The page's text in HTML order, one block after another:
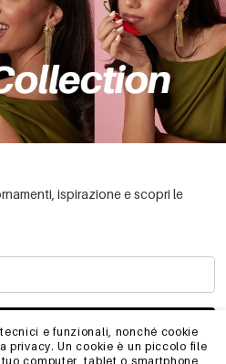
e funzionali, nonché cookie
privacy. Un cookie è un piccolo file
computer, tablet o smartphone
ispirazione e scopri le